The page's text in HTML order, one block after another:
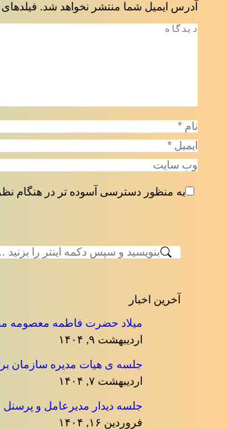
آدرس ایمیل شما منتشر نخواهد شد. فیلدهای
دیدگاه
نام *
ایمیل *
وب سایت
به منظور دسترسی آسوده تر در هنگام
جستجو:
آخرین اخبار
میلاد حضرت فاطمه معصومه
اردیبهشت ۹, ۱۴۰۴
جلسه ی هیات مدیره سازمان
اردیبهشت ۷, ۱۴۰۴
جلسه دیدار مدیرعامل و پرسنل
فروردین ۱۶, ۱۴۰۴